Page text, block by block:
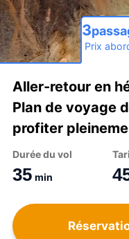
3
Prix
Aller-retour en
Plan de voyage
profiter
Durée du vol
35 min